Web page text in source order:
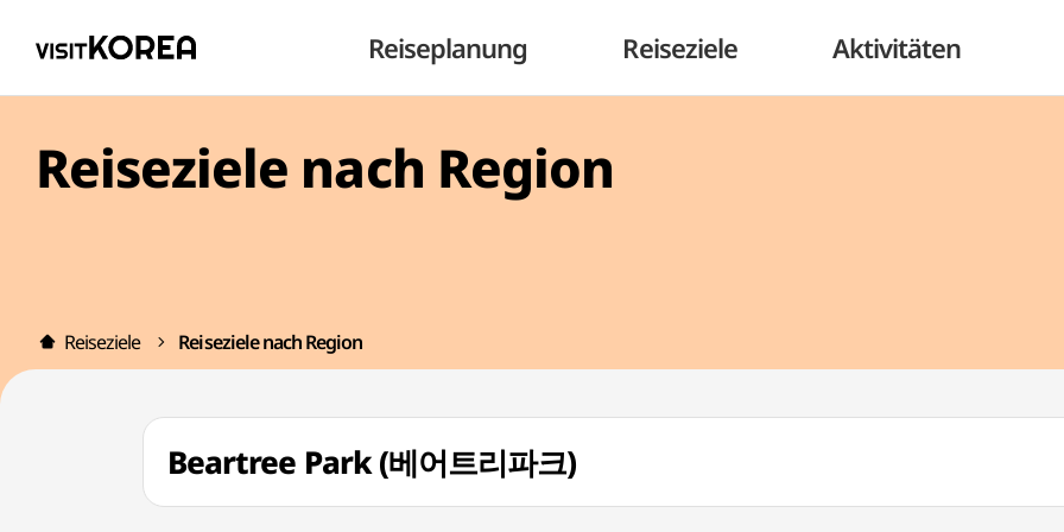
Reiseplanung Reiseziele Aktivitäten
Reiseziele nach Region
Reiseziele Reiseziele nach Region
Beartree Park (베어트리파크)